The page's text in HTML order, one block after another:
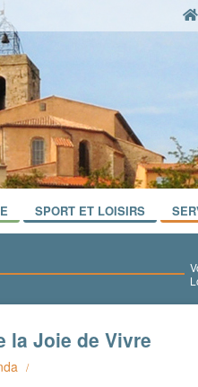
SPORT ET LOISIRS
la Joie de Vivre
/